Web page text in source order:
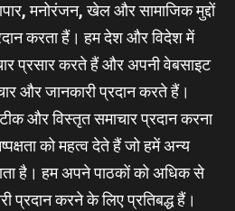
मनोरंजन, खेल और सामाजिक मुद्दों
करता हैं। हम देश और विदेश में
प्रसार करते हैं और अपनी वेबसाइट
और जानकारी प्रदान करते हैं।
और विस्तृत समाचार प्रदान करना
को महत्व देते हैं जो हमें अन्य
है। हम अपने पाठकों को अधिक से
प्रदान करने के लिए प्रतिबद्ध हैं।